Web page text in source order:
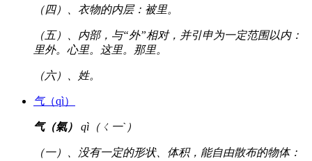
（四）、衣物的内层：被里。
（五）、内部，与“外”相对，并引申为一定范围以内：
里外。心里。这里。那里。
（六）、姓。
气（qì）
气（氣） qì（ㄑ一ˋ）
（一）、没有一定的形状、体积，能自由散布的物体：